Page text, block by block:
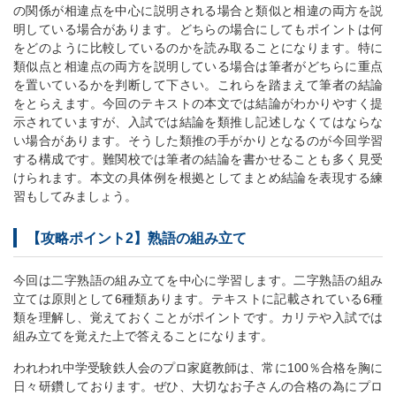
の関係が相違点を中心に説明される場合と類似と相違の両方を説
明している場合があります。どちらの場合にしてもポイントは何
をどのように比較しているのかを読み取ることになります。特に
類似点と相違点の両方を説明している場合は筆者がどちらに重点
を置いているかを判断して下さい。これらを踏まえて筆者の結論
をとらえます。今回のテキストの本文では結論がわかりやすく提
示されていますが、入試では結論を類推し記述しなくてはならな
い場合があります。そうした類推の手がかりとなるのが今回学習
する構成です。難関校では筆者の結論を書かせることも多く見受
けられます。本文の具体例を根拠としてまとめ結論を表現する練
習もしてみましょう。
【攻略ポイント2】熟語の組み立て
今回は二字熟語の組み立てを中心に学習します。二字熟語の組み
立ては原則として6種類あります。テキストに記載されている6種
類を理解し、覚えておくことがポイントです。カリテや入試では
組み立てを覚えた上で答えることになります。
われわれ中学受験鉄人会のプロ家庭教師は、常に100％合格を胸に
日々研鑽しております。ぜひ、大切なお子さんの合格の為にプロ